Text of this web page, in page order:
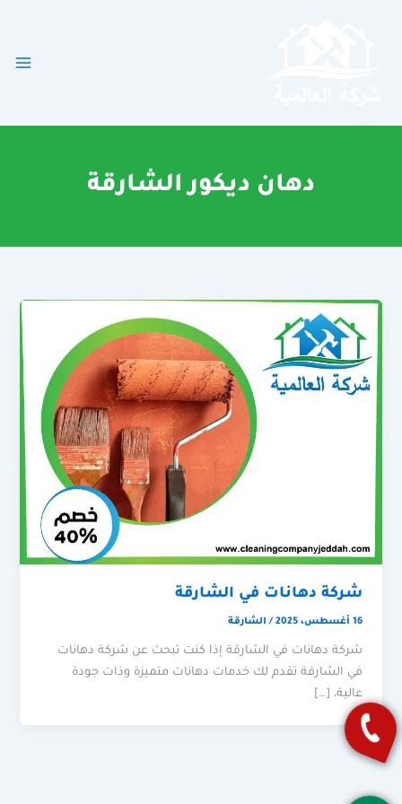
دهان ديكور الشارقة
شركة دهانات في الشارقة
16 أغسطس، 2025 / الشارقة
شركة دهانات في الشارقة إذا كنت تبحث عن شركة دهانات
في الشارقة تقدم لك خدمات دهانات متميزة وذات جودة
عالية، […]